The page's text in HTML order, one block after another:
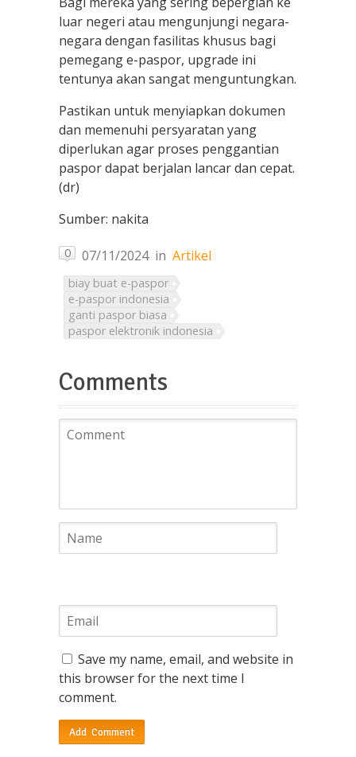
luar negeri atau mengunjungi negara-
negara dengan fasilitas khusus bagi
pemegang e-paspor, upgrade ini
tentunya akan sangat menguntungkan.
Pastikan untuk menyiapkan dokumen
dan memenuhi persyaratan yang
diperlukan agar proses penggantian
paspor dapat berjalan lancar dan cepat.
(dr)
Sumber: nakita
0 07/11/2024in Artikel
biay buat e-paspor
e-paspor indonesia
ganti paspor biasa
paspor elektronik indonesia
Comments
Save my name, email, and website in
this browser for the next time I
comment.